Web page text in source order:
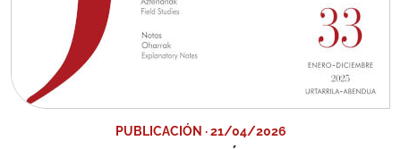
SE HA PUBLICADO EL NÚMERO 33 DE LA
REVISTA JADO
Ya está disponible en la web el nuevo número 33 de la